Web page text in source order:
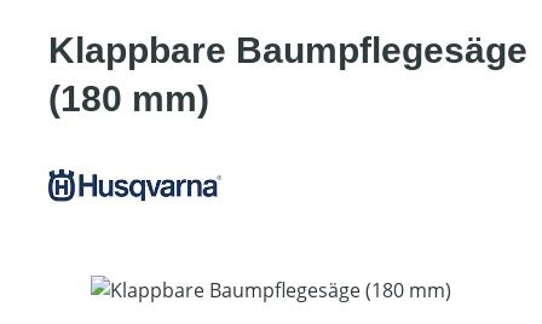
Klappbare Baumpflegesäge
(180 mm)
Bildergalerie überspringen